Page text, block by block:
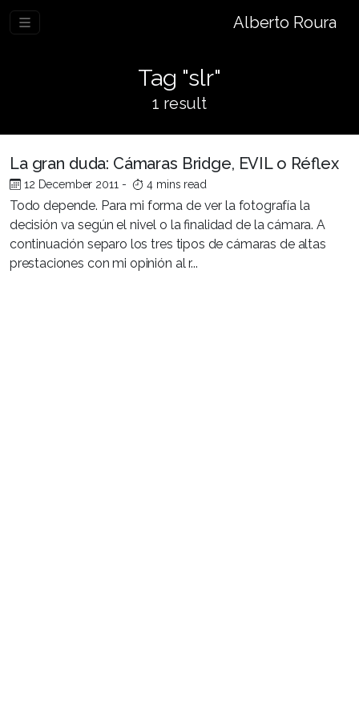
Alberto Roura
Tag "slr"
1 result
La gran duda: Cámaras Bridge, EVIL o Réflex
12 December 2011 - 4 mins read
Todo depende. Para mi forma de ver la fotografía la
decisión va según el nivel o la finalidad de la cámara. A
continuación separo los tres tipos de cámaras de altas
prestaciones con mi opinión al r...